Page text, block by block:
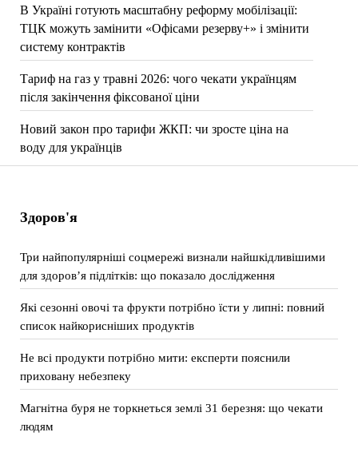
В Україні готують масштабну реформу мобілізації:
ТЦК можуть замінити «Офісами резерву+» і змінити
систему контрактів
Тариф на газ у травні 2026: чого чекати українцям
після закінчення фіксованої ціни
Новий закон про тарифи ЖКП: чи зросте ціна на
воду для українців
Здоров'я
Три найпопулярніші соцмережі визнали найшкідливішими
для здоров’я підлітків: що показало дослідження
Які сезонні овочі та фрукти потрібно їсти у липні: повний
список найкорисніших продуктів
Не всі продукти потрібно мити: експерти пояснили
приховану небезпеку
Магнітна буря не торкнеться землі 31 березня: що чекати
людям